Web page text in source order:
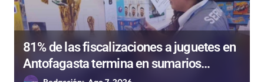
81% de las fiscalizaciones a juguetes en
Antofagasta termina en sumarios